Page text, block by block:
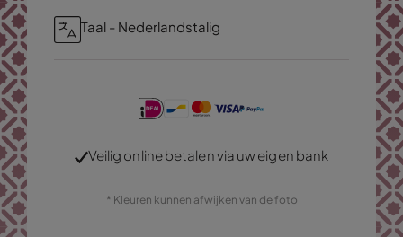
Taal - Nederlandstalig
Veilig online betalen via uw eigen bank
* Kleuren kunnen afwijken van de foto